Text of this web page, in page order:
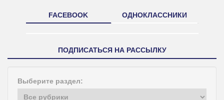
FACEBOOK ОДНОКЛАССНИКИ
ПОДПИСАТЬСЯ НА РАССЫЛКУ
Выберите раздел: